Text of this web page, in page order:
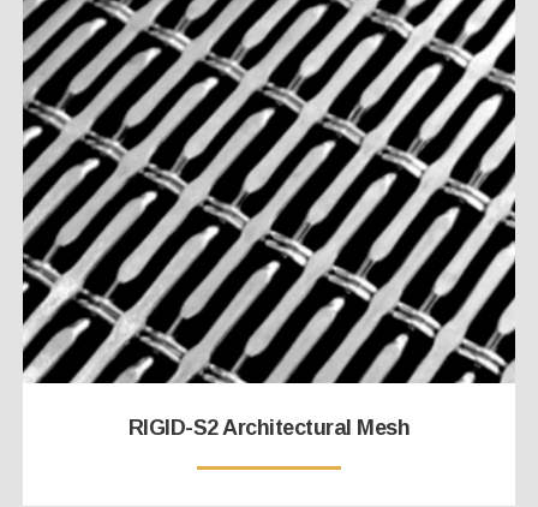
RIGID-S2 Architectural Mesh